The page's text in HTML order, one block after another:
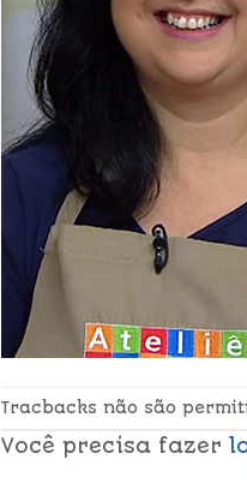
Tracbacks não são
Você precisa fazer